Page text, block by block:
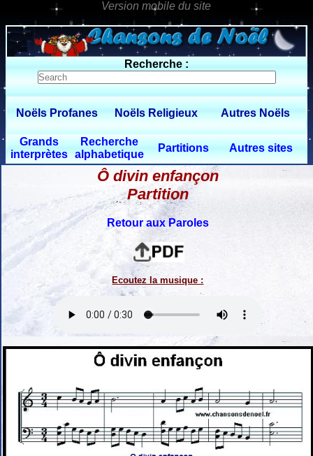
0 $limitbot 1 $limittot 2
Recherche :
Noëls Profanes Noëls Religieux Autres Noëls
Grands
interprètes
Recherche
alphabetique
Partitions Autres sites
Ô divin enfançon
Partition
Retour aux Paroles
Ecoutez la musique :